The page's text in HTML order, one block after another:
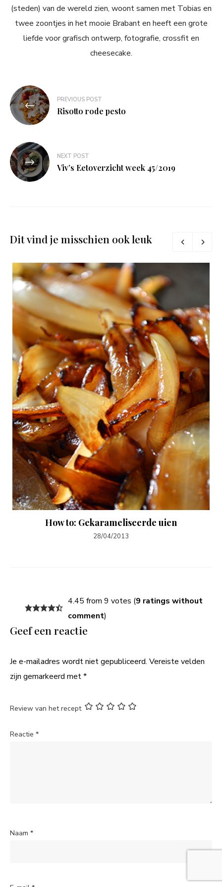
(steden) van de wereld zien, woont samen met Tobias en
twee zoontjes in het mooie Brabant en heeft een grote
liefde voor grafisch ontwerp, fotografie, crossfit en
cheesecake.
Bericht
navigatie
PREVIOUS POST
Risotto rode pesto
NEXT POST
Viv’s Eetoverzicht week 45/2019
Dit vind je misschien ook leuk
How to: Gekarameliseerde uien
28/04/2013
4.45 from 9 votes (9 ratings without
comment)
Geef een reactie
Je e-mailadres wordt niet gepubliceerd. Vereiste velden
zijn gemarkeerd met*
Review van het recept
Reactie *
Naam *